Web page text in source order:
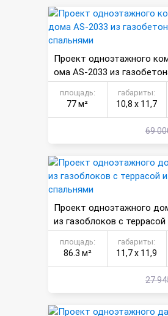
Проект одноэтажного
ома AS-2033 из
площадь:
77 м²
габариты:
10,8 х 11,7
69
Проект одноэтажного
из газоблоков с террасой
площадь:
86.3 м²
габариты:
11,7 х 11,9
27